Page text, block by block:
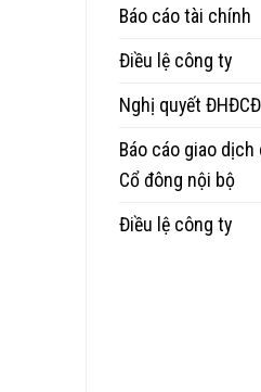
Báo cáo tài chính
Điều lệ công ty
Nghị quyết ĐHĐCĐ
Báo cáo giao
Cổ đông nội bộ
Điều lệ công ty